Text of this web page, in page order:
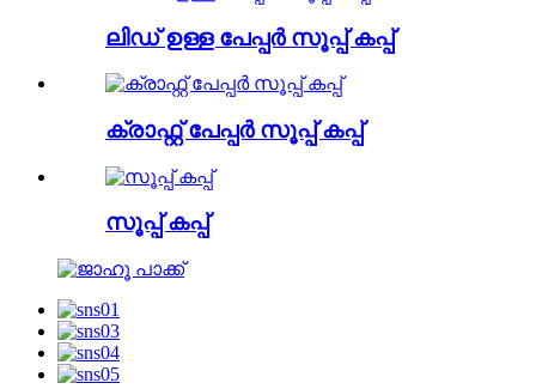
ലിഡ് ഉള്ള പേപ്പർ സൂപ്പ് കപ്പ്
ക്രാഫ്റ്റ് പേപ്പർ സൂപ്പ് കപ്പ്
സൂപ്പ് കപ്പ്